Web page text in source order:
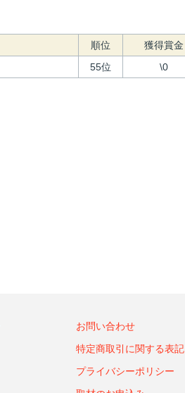
順位 獲得賞金
55位 \0
お問い合わせ
特定商取引に関する表記
プライバシーポリシー